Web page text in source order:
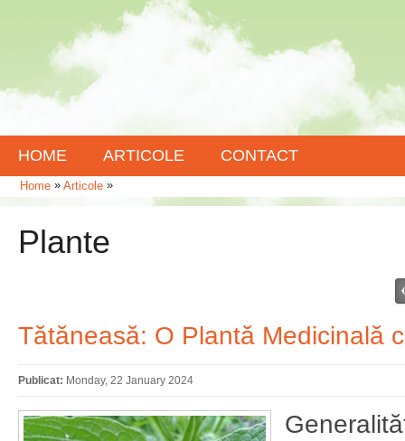
HOME ARTICOLE CONTACT
Home » Articole »
Plante
Tătăneasă: O Plantă Medicinală
Publicat: Monday, 22 January 2024